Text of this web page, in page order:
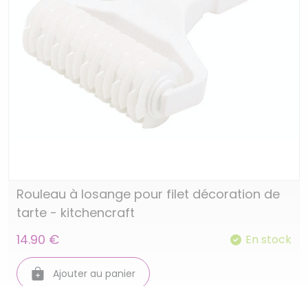
Rouleau à losange pour filet décoration de
tarte - kitchencraft
14.90 €
En stock
Ajouter au panier